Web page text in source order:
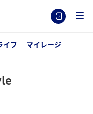
イフ マイレージ